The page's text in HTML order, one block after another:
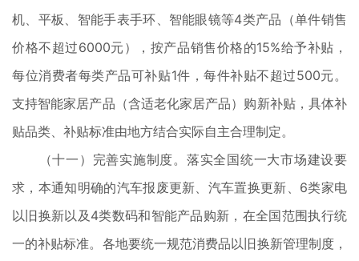
机、平板、智能手表手环、智能眼镜等4类产品（单件销售
价格不超过6000元），按产品销售价格的15%给予补贴，
每位消费者每类产品可补贴1件，每件补贴不超过500元。
支持智能家居产品（含适老化家居产品）购新补贴，具体补
贴品类、补贴标准由地方结合实际自主合理制定。
（十一）完善实施制度。落实全国统一大市场建设要
求，本通知明确的汽车报废更新、汽车置换更新、6类家电
以旧换新以及4类数码和智能产品购新，在全国范围执行统
一的补贴标准。各地要统一规范消费品以旧换新管理制度，